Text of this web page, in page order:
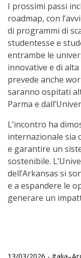
I prossimi passi
roadmap, con
di programmi di
studentesse e
entrambe le
innovative e di
prevede anche
saranno ospitati
Parma e
L’incontro ha
internazionale sia
e garantire un
sostenibile.
dell’Arkansas si
e a espandere le
generare un